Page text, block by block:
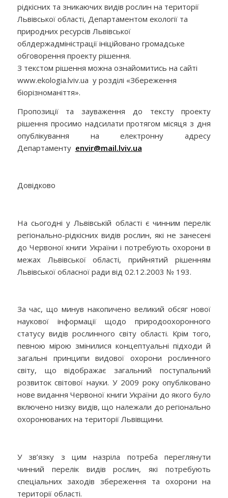
рідкісних та зникаючих видів рослин на території
Львівської області, Департаментом екології та
природних ресурсів Львівської
облдержадміністрації ініційовано громадське
обговорення проекту рішення.
З текстом рішення можна ознайомитись на сайті
www.ekologia.lviv.ua у розділі «Збереження
біорізноманіття».
Пропозиції та зауваження до тексту проекту
рішення просимо надсилати протягом місяця з дня
опублікування на електронну адресу
Департаменту envir@mail.lviv.ua
Довідково
На сьогодні у Львівській області є чинним перелік
регіонально-рідкісних видів рослин, які не занесені
до Червоної книги України і потребують охорони в
межах Львівської області, прийнятий рішенням
Львівської обласної ради від 02.12.2003 № 193.
За час, що минув накопичено великий обсяг нової
наукової інформації щодо природоохоронного
статусу видів рослинного світу області. Крім того,
певною мірою змінилися концептуальні підходи й
загальні принципи видової охорони рослинного
світу, що відображає загальний поступальний
розвиток світової науки. У 2009 року опубліковано
нове видання Червоної книги України до якого було
включено низку видів, що належали до регіонально
охоронюваних на території Львівщини.
У зв’язку з цим назріла потреба переглянути
чинний перелік видів рослин, які потребують
спеціальних заходів збереження та охорони на
території області.